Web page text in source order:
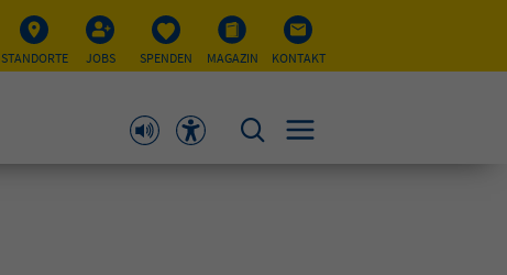
STANDORTE JOBS SPENDEN MAGAZIN KONTAKT